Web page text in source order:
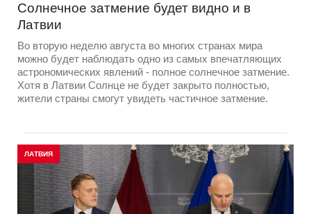
Солнечное затмение будет видно и в
Латвии
Во вторую неделю августа во многих странах мира
можно будет наблюдать одно из самых впечатляющих
астрономических явлений - полное солнечное затмение.
Хотя в Латвии Солнце не будет закрыто полностью,
жители страны смогут увидеть частичное затмение.
ЛАТВИЯ